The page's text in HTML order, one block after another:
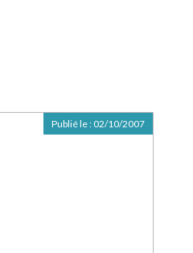
Publié le : 02/10/2007